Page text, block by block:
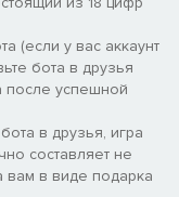
(если у вас аккаунт
бота в друзья
после успешной
в друзья, игра
составляет не
вам в виде подарка